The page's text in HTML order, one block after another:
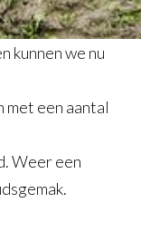
kunnen we nu
met een aantal
Weer een